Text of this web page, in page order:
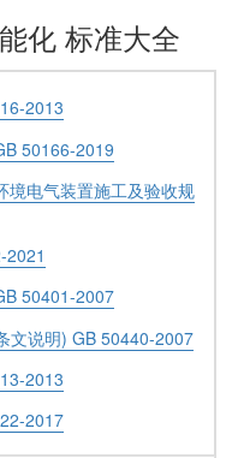
化 标准大全
2013
50166-2019
境电气装置施工及验收规
2021
50401-2007
文说明) GB 50440-2007
2013
2017